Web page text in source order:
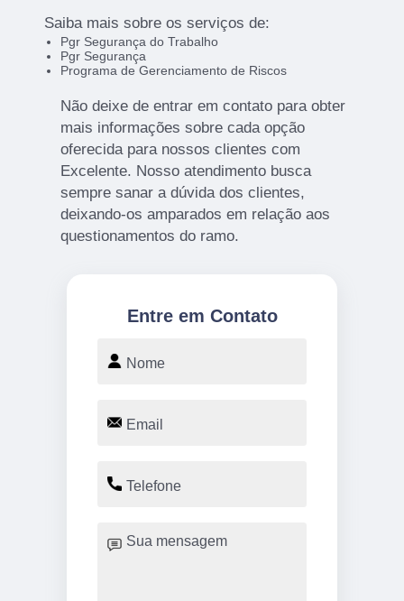
Saiba mais sobre os serviços de:
Pgr Segurança do Trabalho
Pgr Segurança
Programa de Gerenciamento de Riscos
Não deixe de entrar em contato para obter
mais informações sobre cada opção
oferecida para nossos clientes com
Excelente. Nosso atendimento busca
sempre sanar a dúvida dos clientes,
deixando-os amparados em relação aos
questionamentos do ramo.
Entre em Contato